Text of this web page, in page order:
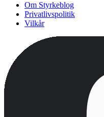
Om Styrkeblog
Privatlivspolitik
Vilkår